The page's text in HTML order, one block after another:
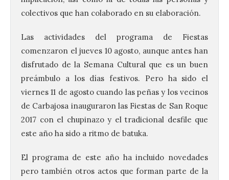
colectivos que han colaborado en su elaboración.
Las actividades del programa de Fiestas
comenzaron el jueves 10 agosto, aunque antes han
disfrutado de la Semana Cultural que es un buen
preámbulo a los días festivos. Pero ha sido el
viernes 11 de agosto cuando las peñas y los vecinos
de Carbajosa inauguraron las Fiestas de San Roque
2017 con el chupinazo y el tradicional desfile que
este año ha sido a ritmo de batuka.
El programa de este año ha incluido novedades
pero también otros actos que forman parte de la